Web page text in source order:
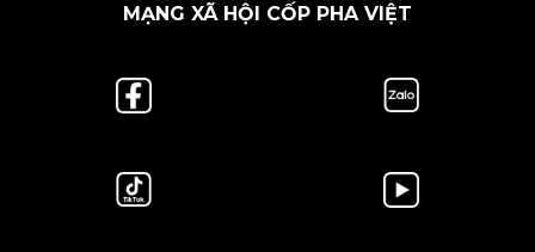
MẠNG XÃ HỘI CỐP PHA VIỆT